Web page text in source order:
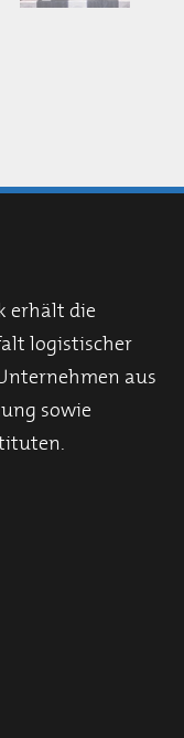
erhält die
logistischer
aus
sowie